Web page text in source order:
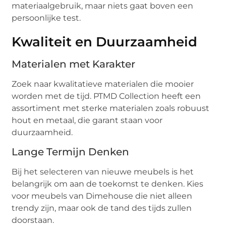
materiaalgebruik, maar niets gaat boven een
persoonlijke test.
Kwaliteit en Duurzaamheid
Materialen met Karakter
Zoek naar kwalitatieve materialen die mooier
worden met de tijd. PTMD Collection heeft een
assortiment met sterke materialen zoals robuust
hout en metaal, die garant staan voor
duurzaamheid.
Lange Termijn Denken
Bij het selecteren van nieuwe meubels is het
belangrijk om aan de toekomst te denken. Kies
voor meubels van Dimehouse die niet alleen
trendy zijn, maar ook de tand des tijds zullen
doorstaan.